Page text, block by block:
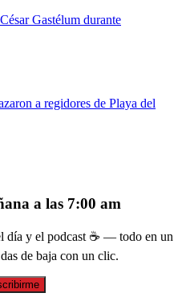
Gastélum durante
a regidores de Playa del
a las 7:00 am
día y el podcast ☕ — todo en un
de baja con un clic.